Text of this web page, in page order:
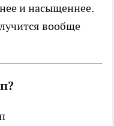
и насыщеннее.
вообще